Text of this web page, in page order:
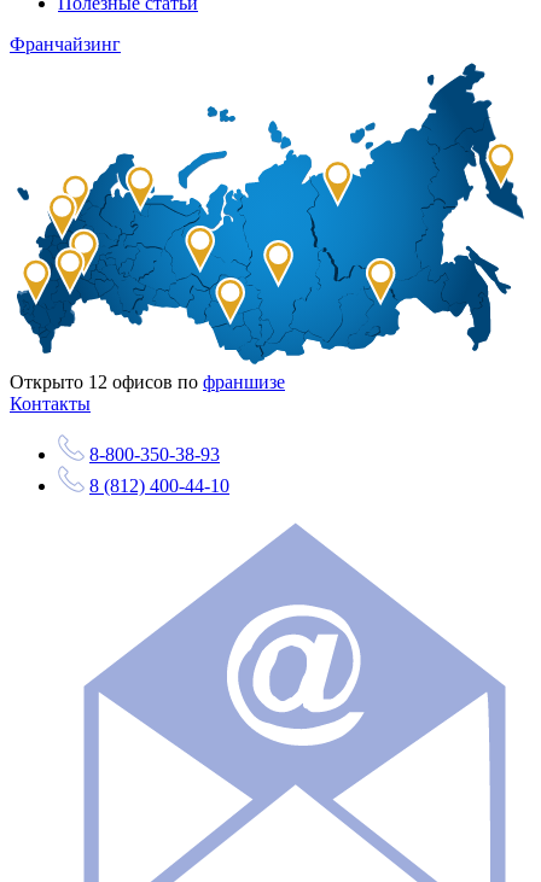
Франчайзинг
Открыто 12 офисов по франшизе
Контакты
8-800-350-38-93
8 (812) 400-44-10